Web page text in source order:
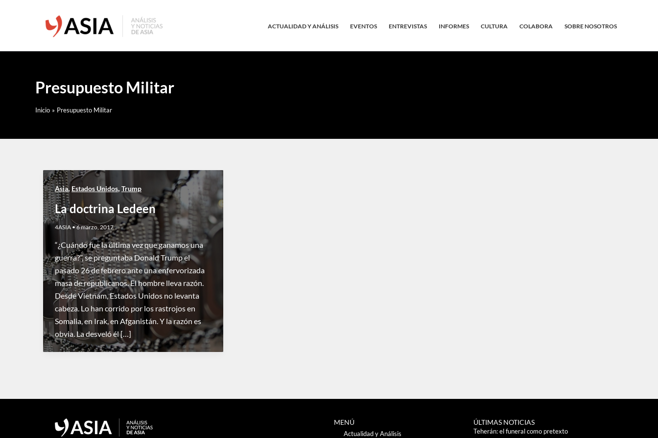
ACTUALIDAD Y ANÁLISIS EVENTOS ENTREVISTAS INFORMES CULTURA COLABORA SOBRE NOSOTROS
Presupuesto Militar
Inicio Presupuesto Militar
Asia, Estados Unidos, Trump
La doctrina Ledeen
4ASIA •6 marzo, 2017
“¿Cuándo fue la última vez que ganamos una
guerra?”, se preguntaba Donald Trump el
pasado 26 de febrero ante una enfervorizada
masa de republicanos. El hombre lleva razón.
Desde Vietnam, Estados Unidos no levanta
cabeza. Lo han corrido por los rastrojos en
Somalia, en Irak, en Afganistán. Y la razón es
obvia. La desveló él […]
MENÚ
Actualidad y Análisis
ÚLTIMAS NOTICIAS
Teherán: el funeral como pretexto